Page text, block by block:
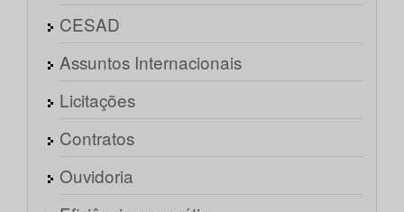
CESAD
Assuntos Internacionais
Licitações
Contratos
Ouvidoria